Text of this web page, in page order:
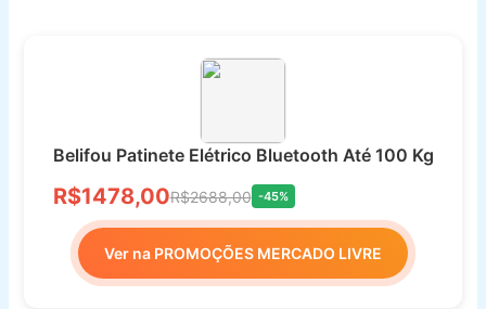
Belifou Patinete Elétrico Bluetooth Até 100 Kg
R$1478,00R$2688,00 -45%
Ver na PROMOÇÕES MERCADO LIVRE